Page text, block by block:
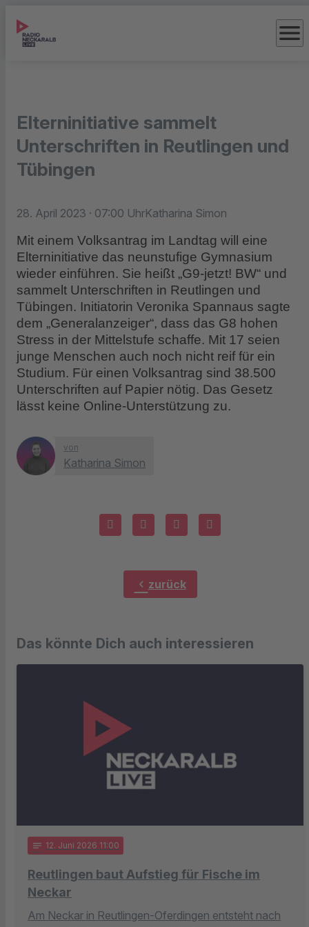
menu
Elterninitiative sammelt
Unterschriften in Reutlingen und
Tübingen
28. April 2023 · 07:00 UhrKatharina Simon
Mit einem Volksantrag im Landtag will eine
Elterninitiative das neunstufige Gymnasium
wieder einführen. Sie heißt „G9-jetzt! BW“ und
sammelt Unterschriften in Reutlingen und
Tübingen. Initiatorin Veronika Spannaus sagte
dem „Generalanzeiger“, dass das G8 hohen
Stress in der Mittelstufe schaffe. Mit 17 seien
junge Menschen auch noch nicht reif für ein
Studium. Für einen Volksantrag sind 38.500
Unterschriften auf Papier nötig. Das Gesetz
lässt keine Online-Unterstützung zu.
von
Katharina Simon
chevron_left zurück
Das könnte Dich auch interessieren
notes 12. Juni 2026 11:00
Reutlingen baut Aufstieg für Fische im
Neckar
Am Neckar in Reutlingen-Oferdingen entsteht nach